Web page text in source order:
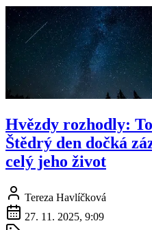
Hvězdy rozhodly:
Štědrý den dočká
celý jeho život
Tereza Havlíčková
27. 11. 2025, 9:09